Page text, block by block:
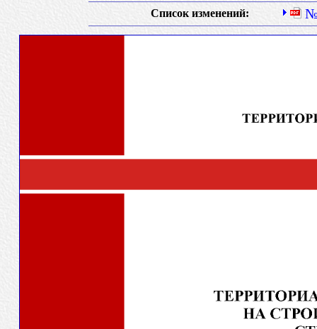
Список изменений: